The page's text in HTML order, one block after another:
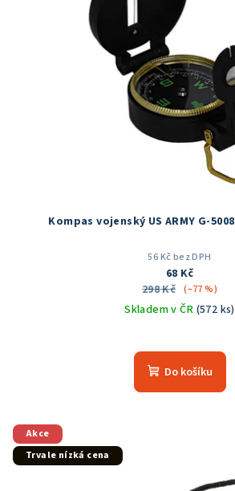
Kompas vojenský US ARMY G-5008
56 Kč bez DPH
68 Kč
298 Kč (–77 %)
Skladem v ČR (572 ks)
hodnocení
produktu
Do košíku
Akce
Trvale nízká cena